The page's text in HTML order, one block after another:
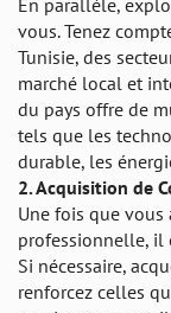
vous. Tenez
Tunisie, des
marché local et
du pays offre de
tels que les
durable, les
2. Acquisition de
Une fois que
professionnelle, il
Si nécessaire,
renforcez celles